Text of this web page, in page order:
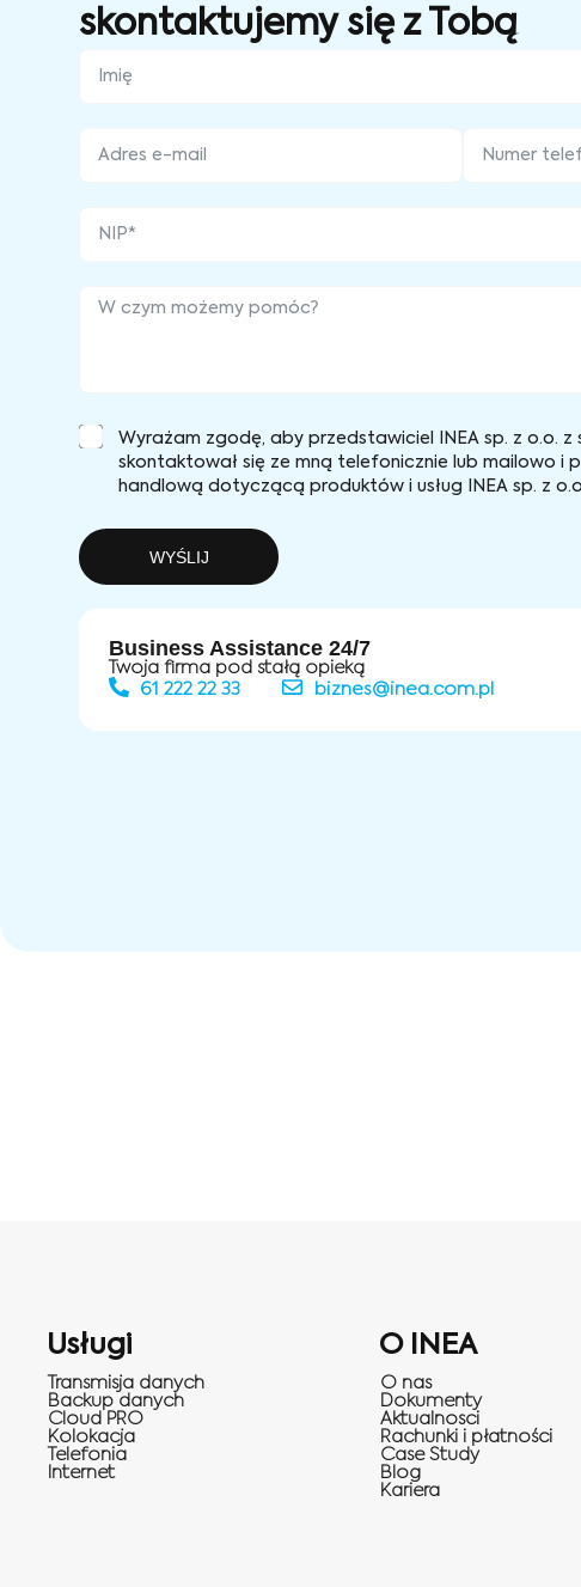
skontaktujemy się z Tobą
Wyrażam zgodę, aby przedstawiciel INEA sp. z o.o.
skontaktował się ze mną telefonicznie lub mailowo i
handlową dotyczącą produktów i usług INEA sp. z
WYŚLIJ
Business Assistance 24/7
Twoja firma pod stałą opieką
61 222 22 33
biznes@inea.com.pl
Usługi
Transmisja danych
Backup danych
Cloud PRO
Kolokacja
Telefonia
Internet
O INEA
O nas
Dokumenty
Aktualnosci
Rachunki i płatności
Case Study
Blog
Kariera